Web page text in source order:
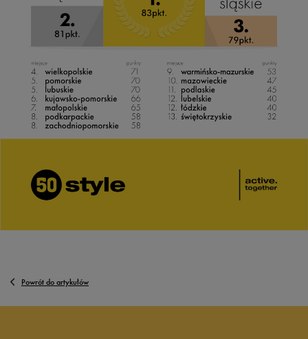
Powrót do artykułów